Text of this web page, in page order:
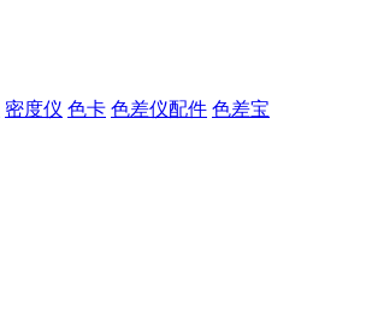
密度仪 色卡 色差仪配件 色差宝